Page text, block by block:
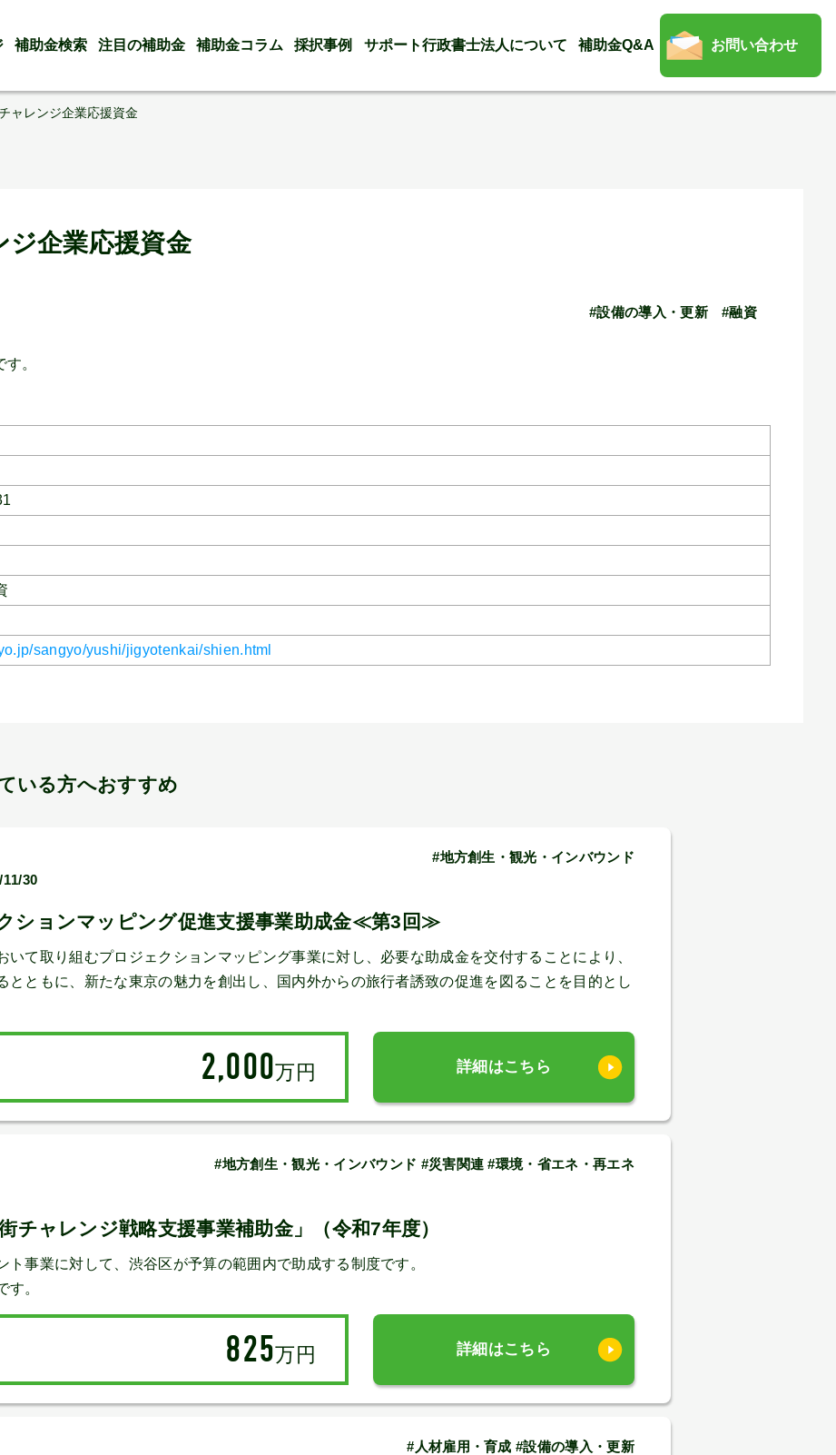
補助金検索 注目の補助金 補助金コラム 採択事例 サポート行政書士法人について 補助金Q&A お問い合わせ
ャレンジ企業応援資金
ジ企業応援資金
#設備の導入・更新 #融資
。
sangyo/yushi/jigyotenkai/shien.html
いる方へおすすめ
#地方創生・観光・インバウンド
11/30
ションマッピング促進支援事業助成金≪第3回≫
いて取り組むプロジェクションマッピング事業に対し、必要な助成金を交付することにより、
とともに、新たな東京の魅力を創出し、国内外からの旅行者誘致の促進を図ることを目的とし
2,000万円 詳細はこちら
#地方創生・観光・インバウンド #災害関連 #環境・省エネ・再エネ
チャレンジ戦略支援事業補助金」（令和7年度）
ト事業に対して、渋谷区が予算の範囲内で助成する制度です。
。
825万円 詳細はこちら
#人材雇用・育成 #設備の導入・更新